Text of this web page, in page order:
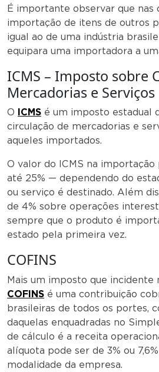
É importante observar que nas
importação de itens de outros
igual ao de uma indústria
equipara uma importadora a
ICMS – Imposto sobre
Mercadorias e Serviços
O ICMS é um imposto estadual
circulação de mercadorias e
aqueles importados.
O valor do ICMS na importação
até 25% — dependendo do
ou serviço é destinado. Além
de 4% sobre operações
sempre que o produto é
estado pela primeira vez.
COFINS
Mais um imposto que incidente
COFINS é uma contribuição
brasileiras de todos os portes,
daquelas enquadradas no
de cálculo é a receita
alíquota pode ser de 3% ou
modalidade da empresa.